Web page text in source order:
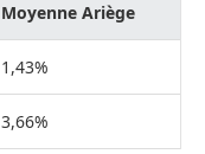
Moyenne Ariège
1,43%
3,66%